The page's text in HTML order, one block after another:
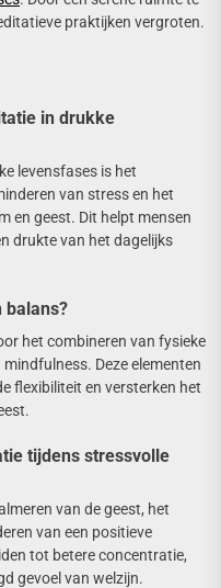
praktijken vergroten.
in drukke
levensfases is het
van stress en het
en geest. Dit helpt mensen
drukte van het dagelijks
balans?
het combineren van fysieke
Deze elementen
flexibiliteit en versterken het
tijdens stressvolle
van de geest, het
van een positieve
tot betere concentratie,
gevoel van welzijn.